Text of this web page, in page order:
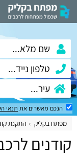
הנכם מאשרים את תנאי
מפתח בקליק התקנת
קודנים